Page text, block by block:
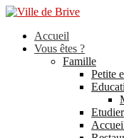
Accueil
Vous êtes ?
Famille
Petite
Etudier